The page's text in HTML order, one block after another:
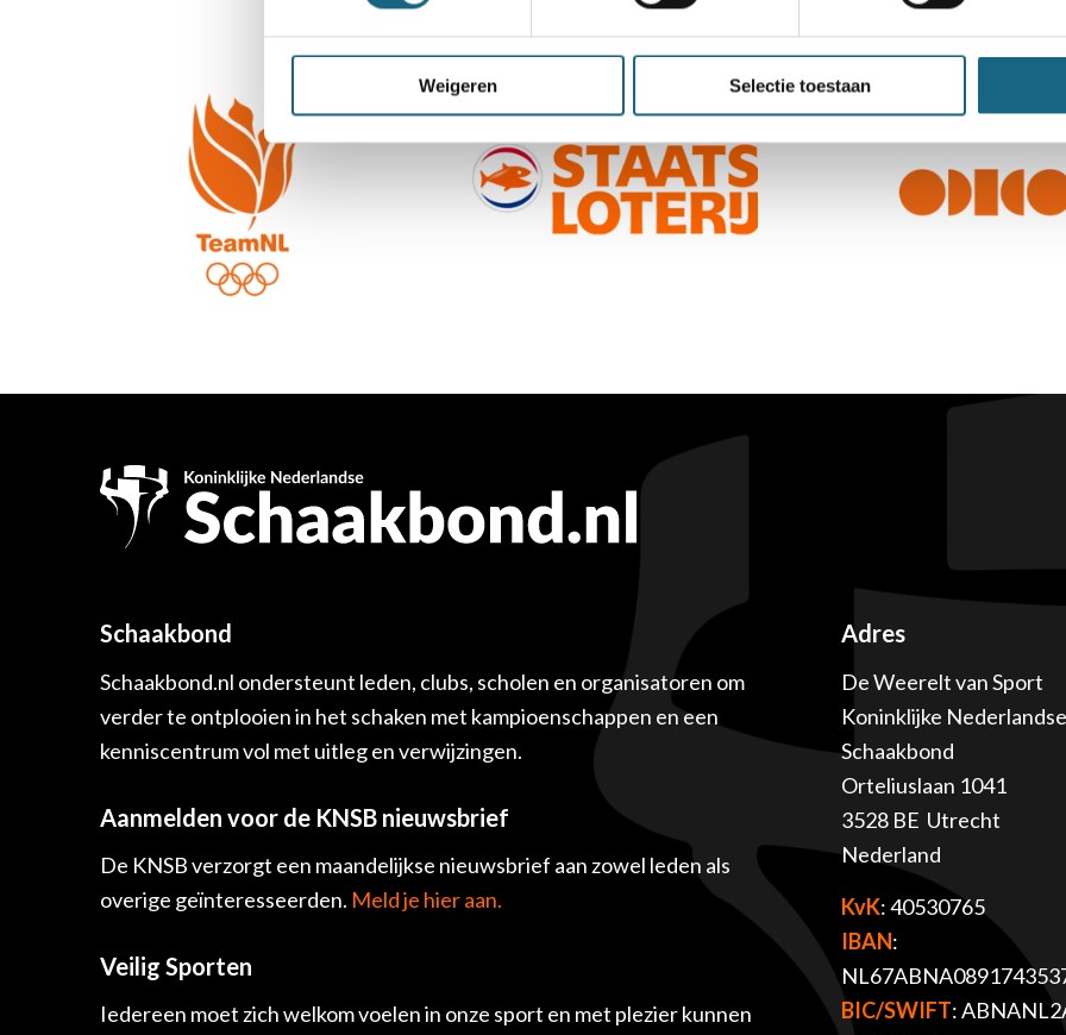
Weigeren Selectie toestaan
Schaakbond
Schaakbond.nl ondersteunt leden, clubs, scholen en organisatoren om
verder te ontplooien in het schaken met kampioenschappen en een
kenniscentrum vol met uitleg en verwijzingen.
Aanmelden voor de KNSB nieuwsbrief
De KNSB verzorgt een maandelijkse nieuwsbrief aan zowel leden als
overige geïnteresseerden. Meld je hier aan.
Veilig Sporten
Iedereen moet zich welkom voelen in onze sport en met plezier kunnen
Adres
De Weerelt van Sport
Koninklijke Nederlandse
Schaakbond
Orteliuslaan 1041
3528 BE Utrecht
Nederland
KvK: 40530765
IBAN:
BIC/SWIFT: